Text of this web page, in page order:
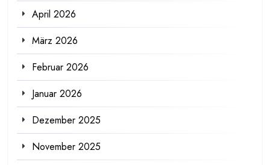
April 2026
März 2026
Februar 2026
Januar 2026
Dezember 2025
November 2025